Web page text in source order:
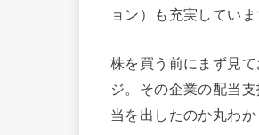
ョン）も充実していま
株を買う前にまず見
ジ。その企業の配当
当を出したのか丸わか